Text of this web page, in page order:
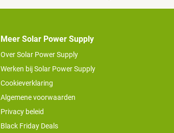
Meer Solar Power Supply
Over Solar Power Supply
Werken bij Solar Power Supply
Cookieverklaring
Algemene voorwaarden
Privacy beleid
Black Friday Deals